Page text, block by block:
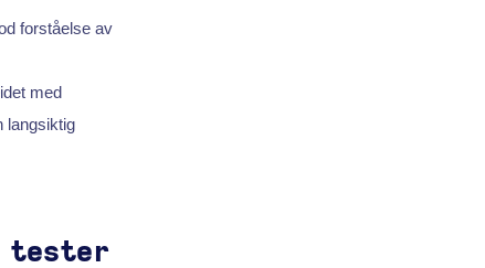
forståelse av
med
langsiktig
tester